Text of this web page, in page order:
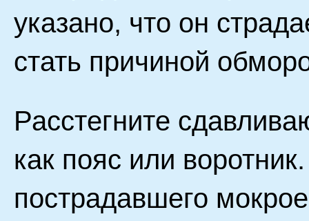
указано, что он
стать причиной
Расстегните
как пояс или
пострадавшего